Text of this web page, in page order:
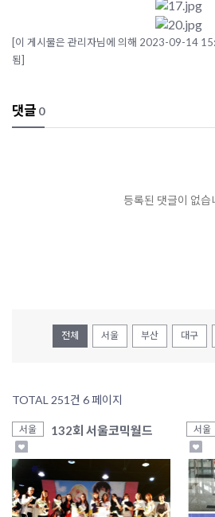
[이 게시물은 관리자님에 의해 2023-09-14
됨]
댓글 0
등록된 댓글이 없습
전체 서울 부산 대구
TOTAL 251건 6 페이지
서울 132회 서울코믹월드 서울